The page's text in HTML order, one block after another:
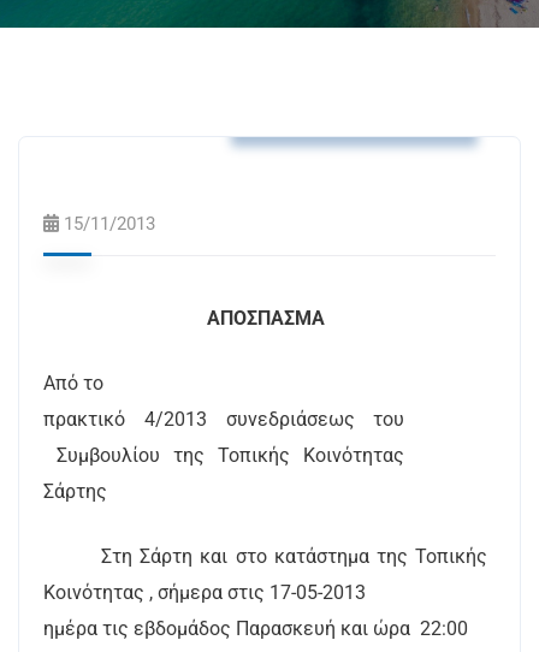
15/11/2013
ΑΠΟΣΠΑΣΜΑ
Από το
πρακτικό 4/2013 συνεδριάσεως του
Συμβουλίου της Τοπικής Κοινότητας
Σάρτης
Στη Σάρτη και στο κατάστημα της Τοπικής
Κοινότητας , σήμερα στις 17-05-2013
ημέρα τις εβδομάδος Παρασκευή και ώρα 22:00